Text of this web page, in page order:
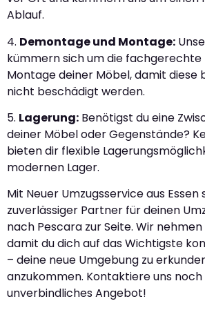
Ablauf.
4. Demontage und Montage:
kümmern sich um die
Montage deiner Möbel, damit diese
nicht beschädigt werden.
5. Lagerung: Benötigst du eine
deiner Möbel oder Gegenstände?
bieten dir flexible
modernen Lager.
Mit Neuer Umzugsservice aus
zuverlässiger Partner für deinen
nach Pescara zur Seite. Wir
damit du dich auf das Wichtigste
– deine neue Umgebung zu
anzukommen. Kontaktiere uns
unverbindliches Angebot!